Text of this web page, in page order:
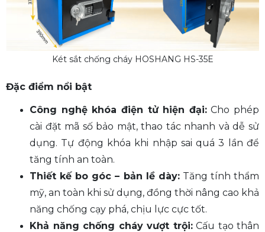
Két sắt chống cháy HOSHANG HS-35E
Đặc điểm nổi bật
Công nghệ khóa điện tử hiện đại:Cho phép
cài đặt mã số bảo mật, thao tác nhanh và dễ sử
dụng. Tự động khóa khi nhập sai quá 3 lần để
tăng tính an toàn.
Thiết kế bo góc – bản lề dày:Tăng tính thẩm
mỹ, an toàn khi sử dụng, đồng thời nâng cao khả
năng chống cạy phá, chịu lực cực tốt.
Khả năng chống cháy vượt trội:Cấu tạo thân